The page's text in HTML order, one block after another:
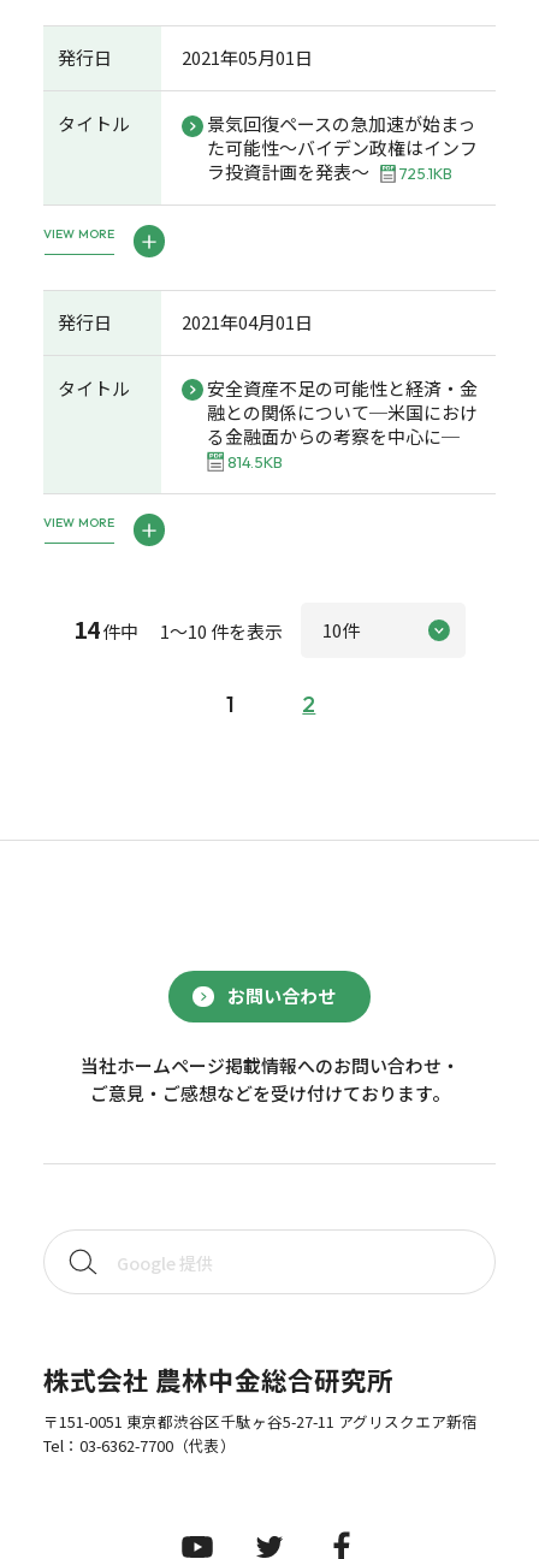
発行日 2021年05月01日
タイトル
景気回復ペースの急加速が始まっ
た可能性～バイデン政権はインフ
ラ投資計画を発表～
725.1KB
VIEW MORE
発行日 2021年04月01日
タイトル
安全資産不足の可能性と経済・金
融との関係について─米国におけ
る金融面からの考察を中心に─
814.5KB
VIEW MORE
14件中 1～10 件を表示
1 2
お問い合わせ
当社ホームページ掲載情報へのお問い合わせ・
ご意見・ご感想などを受け付けております。
株式会社 農林中金総合研究所
〒151-0051 東京都渋谷区千駄ヶ谷5-27-11 アグリスクエア新宿
Tel： 03-6362-7700（代表）